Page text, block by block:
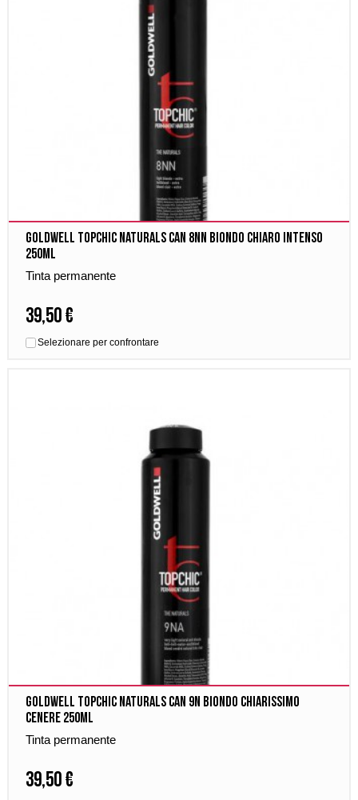
Goldwell Topchic Naturals Can 8NN Biondo Chiaro Intenso
250ml
Tinta permanente
39,50 €
Selezionare per confrontare
Goldwell Topchic Naturals Can 9N Biondo Chiarissimo
Cenere 250ml
Tinta permanente
39,50 €